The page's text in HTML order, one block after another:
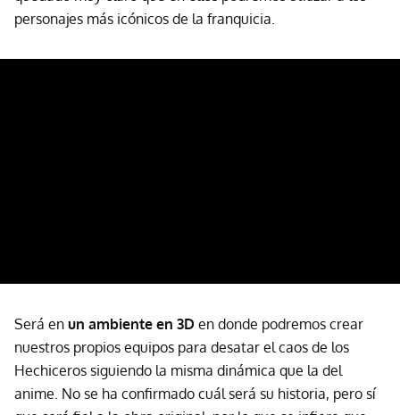
personajes más icónicos de la franquicia.
Será en un ambiente en 3D en donde podremos crear
nuestros propios equipos para desatar el caos de los
Hechiceros siguiendo la misma dinámica que la del
anime. No se ha confirmado cuál será su historia, pero sí